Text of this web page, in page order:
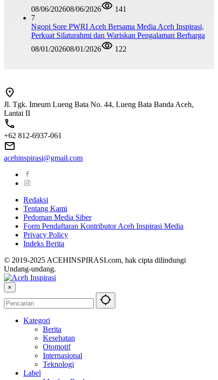
08/06/202608/06/2026
141
7
Ngopi Sore PWRI Aceh Bersama Media Aceh Inspirasi,
Perkuat Silaturahmi dan Wariskan Pengalaman Berharga
08/01/202608/01/2026 122
Jl. Tgk. Imeum Lueng Bata No. 44, Lueng Bata Banda Aceh,
Lantai II
+62 812-6937-061
acehinspirasi@gmail.com
Redaksi
Tentang Kami
Pedoman Media Siber
Form Pendaftaran Kontributor Aceh Inspirasi Media
Privacy Policy
Indeks Berita
© 2019-2025 ACEHINSPIRASI.com, hak cipta dilindungi
Undang-undang.
×
Kategori
Berita
Kesehatan
Otomotif
Internasional
Teknologi
Label